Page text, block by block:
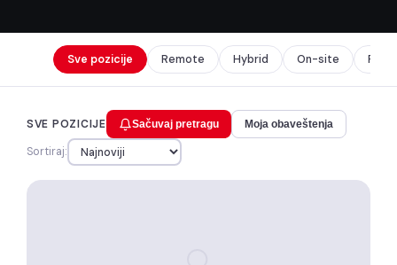
Sve pozicije Remote Hybrid On-site
SVE POZICIJE Sačuvaj pretragu Moja obaveštenja
Sortiraj: